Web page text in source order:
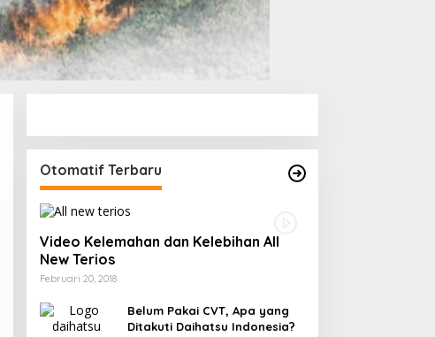
Otomatif Terbaru
Video Kelemahan dan Kelebihan All
New Terios
Februari 20, 2018
Belum Pakai CVT, Apa yang
Ditakuti Daihatsu Indonesia?